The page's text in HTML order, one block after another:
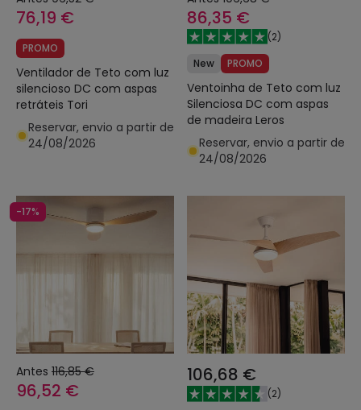
76,19 €
PROMO
Ventilador de Teto com luz
silencioso DC com aspas
retráteis Tori
Reservar, envio a partir de
24/08/2026
86,35 €
(2)
New
PROMO
Ventoinha de Teto com luz
Silenciosa DC com aspas
de madeira Leros
Reservar, envio a partir de
24/08/2026
-17%
Antes 116,85 €
96,52 €
106,68 €
(2)